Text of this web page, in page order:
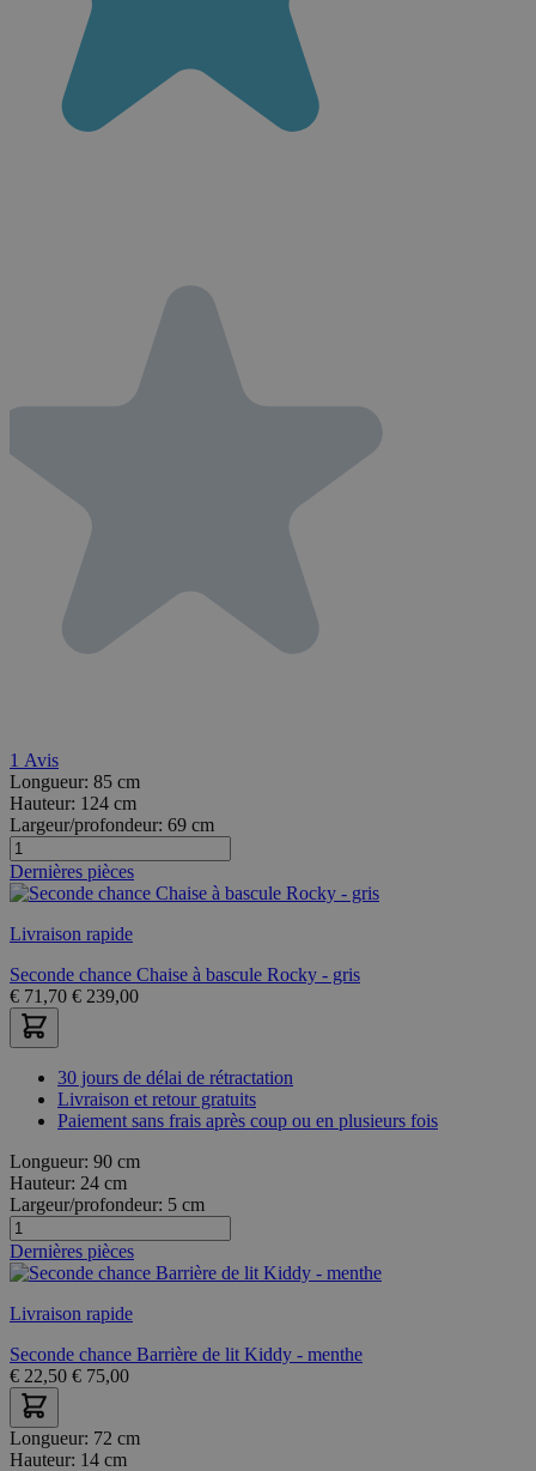
1 Avis
Longueur: 85 cm
Hauteur: 124 cm
Largeur/profondeur: 69 cm
Dernières pièces
Livraison rapide
Seconde chance Chaise à bascule Rocky - gris
€ 71,70 € 239,00
30 jours de délai de rétractation
Livraison et retour gratuits
Paiement sans frais après coup ou en plusieurs fois
Longueur: 90 cm
Hauteur: 24 cm
Largeur/profondeur: 5 cm
Dernières pièces
Livraison rapide
Seconde chance Barrière de lit Kiddy - menthe
€ 22,50 € 75,00
Longueur: 72 cm
Hauteur: 14 cm